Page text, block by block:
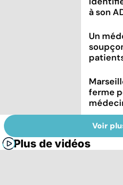
à son
Un
ferme
Voir
Plus de vidéos